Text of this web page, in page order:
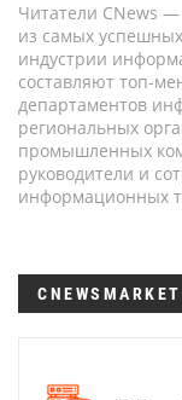
Читатели CNews —
из самых
индустрии
составляют топ-
департаментов
региональных
промышленных
руководители и
информационных
CNEWSMARKET